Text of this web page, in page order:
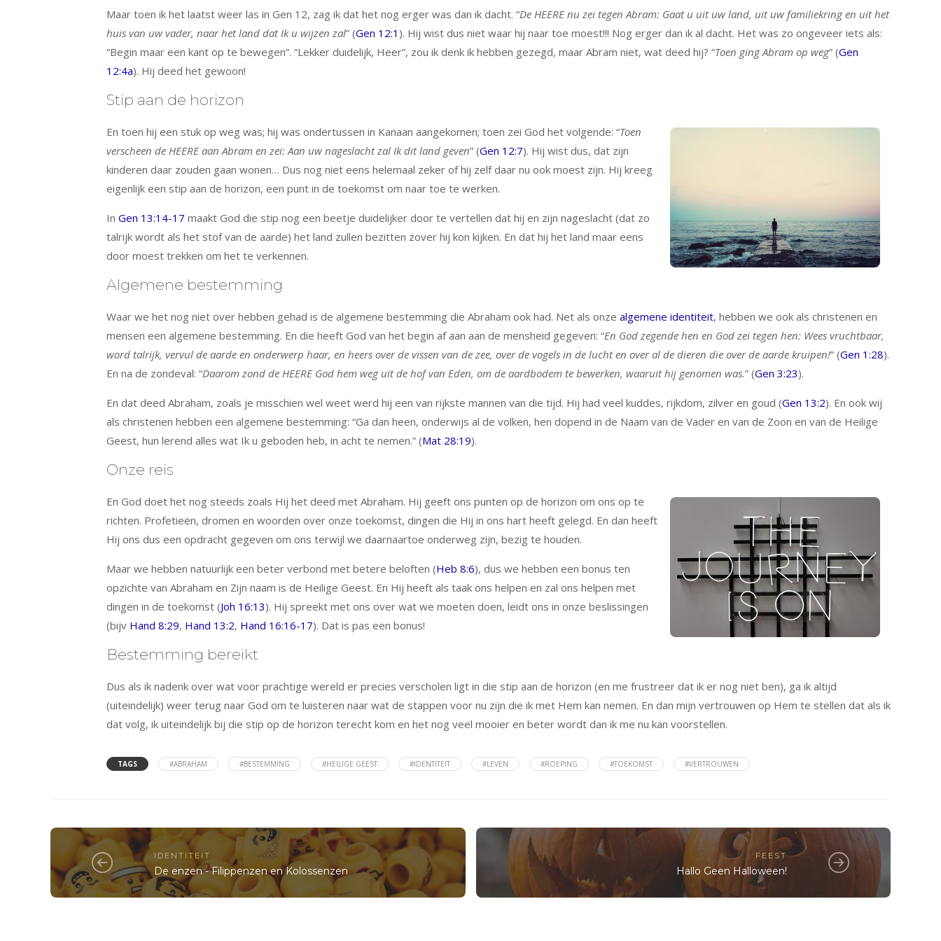
Maar toen ik het laatst weer las in Gen 12, zag ik dat het nog erger was dan ik dacht. “De HEERE nu zei tegen Abram: Gaat u uit uw land, uit uw familiekring en uit het
huis van uw vader, naar het land dat Ik u wijzen zal” (Gen 12:1 ). Hij wist dus niet waar hij naar toe moest!!! Nog erger dan ik al dacht. Het was zo ongeveer iets als:
“Begin maar een kant op te bewegen”. “Lekker duidelijk, Heer”, zou ik denk ik hebben gezegd, maar Abram niet, wat deed hij? “Toen ging Abram op weg” (Gen
12:4a). Hij deed het gewoon!
Stip aan de horizon
En toen hij een stuk op weg was; hij was ondertussen in Kanaan aangekomen; toen zei God het volgende: “Toen
verscheen de HEERE aan Abram en zei: Aan uw nageslacht zal Ik dit land geven” (Gen 12:7). Hij wist dus, dat zijn
kinderen daar zouden gaan wonen… Dus nog niet eens helemaal zeker of hij zelf daar nu ook moest zijn. Hij kreeg
eigenlijk een stip aan de horizon, een punt in de toekomst om naar toe te werken.
In Gen 13:14-17 maakt God die stip nog een beetje duidelijker door te vertellen dat hij en zijn nageslacht (dat zo
talrijk wordt als het stof van de aarde) het land zullen bezitten zover hij kon kijken. En dat hij het land maar eens
door moest trekken om het te verkennen.
Algemene bestemming
Waar we het nog niet over hebben gehad is de algemene bestemming die Abraham ook had. Net als onze algemene identiteit, hebben we ook als christenen en
mensen een algemene bestemming. En die heeft God van het begin af aan aan de mensheid gegeven: “En God zegende hen en God zei tegen hen: Wees vruchtbaar,
word talrijk, vervul de aarde en onderwerp haar, en heers over de vissen van de zee, over de vogels in de lucht en over al de dieren die over de aarde kruipen!” (Gen 1:28).
En na de zondeval: “Daarom zond de HEERE God hem weg uit de hof van Eden, om de aardbodem te bewerken, waaruit hij genomen was.” (Gen 3:23).
En dat deed Abraham, zoals je misschien wel weet werd hij een van rijkste mannen van die tijd. Hij had veel kuddes, rijkdom, zilver en goud (Gen 13:2). En ook wij
als christenen hebben een algemene bestemming: “Ga dan heen, onderwijs al de volken, hen dopend in de Naam van de Vader en van de Zoon en van de Heilige
Geest, hun lerend alles wat Ik u geboden heb, in acht te nemen.” (Mat 28:19).
Onze reis
En God doet het nog steeds zoals Hij het deed met Abraham. Hij geeft ons punten op de horizon om ons op te
richten. Profetieën, dromen en woorden over onze toekomst, dingen die Hij in ons hart heeft gelegd. En dan heeft
Hij ons dus een opdracht gegeven om ons terwijl we daarnaartoe onderweg zijn, bezig te houden.
Maar we hebben natuurlijk een beter verbond met betere beloften (Heb 8:6), dus we hebben een bonus ten
opzichte van Abraham en Zijn naam is de Heilige Geest. En Hij heeft als taak ons helpen en zal ons helpen met
dingen in de toekomst (Joh 16:13). Hij spreekt met ons over wat we moeten doen, leidt ons in onze beslissingen
(bijv Hand 8:29, Hand 13:2, Hand 16:16-17). Dat is pas een bonus!
Bestemming bereikt
Dus als ik nadenk over wat voor prachtige wereld er precies verscholen ligt in die stip aan de horizon (en me frustreer dat ik er nog niet ben), ga ik altijd
(uiteindelijk) weer terug naar God om te luisteren naar wat de stappen voor nu zijn die ik met Hem kan nemen. En dan mijn vertrouwen op Hem te stellen dat als ik
dat volg, ik uiteindelijk bij die stip op de horizon terecht kom en het nog veel mooier en beter wordt dan ik me nu kan voorstellen.
TAGS #ABRAHAM #BESTEMMING #HEILIGE GEEST #IDENTITEIT #LEVEN #ROEPING #TOEKOMST #VERTROUWEN
IDENTITEIT
De enzen - Filippenzen en Kolossenzen
FEEST
Hallo Geen Halloween!